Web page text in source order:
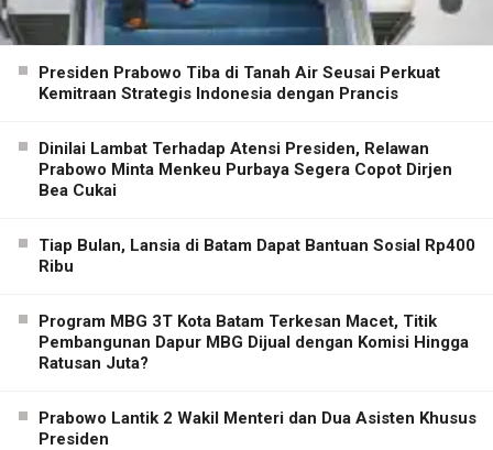
Presiden Prabowo Tiba di Tanah Air Seusai Perkuat
Kemitraan Strategis Indonesia dengan Prancis
Dinilai Lambat Terhadap Atensi Presiden, Relawan
Prabowo Minta Menkeu Purbaya Segera Copot Dirjen
Bea Cukai
Tiap Bulan, Lansia di Batam Dapat Bantuan Sosial Rp400
Ribu
Program MBG 3T Kota Batam Terkesan Macet, Titik
Pembangunan Dapur MBG Dijual dengan Komisi Hingga
Ratusan Juta?
Prabowo Lantik 2 Wakil Menteri dan Dua Asisten Khusus
Presiden